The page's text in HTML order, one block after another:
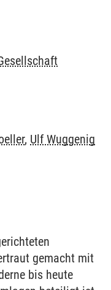
, Ulf Wuggenig
gemacht mit
bis heute